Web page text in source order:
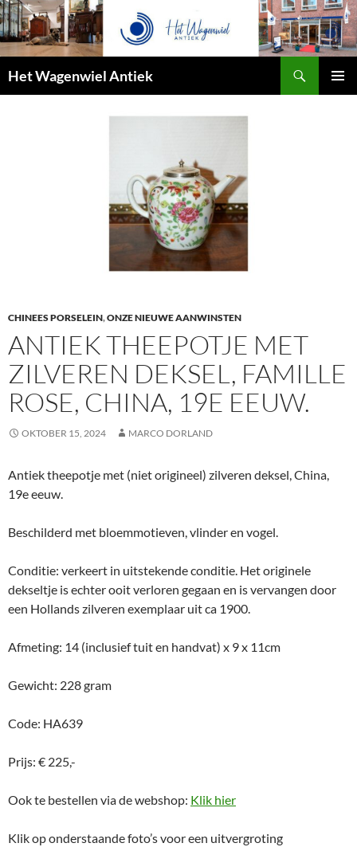
Het Wagenwiel Antiek
CHINEES PORSELEIN,ONZE NIEUWE AANWINSTEN
ANTIEK THEEPOTJE MET
ZILVEREN DEKSEL, FAMILLE
ROSE, CHINA, 19E EEUW.
OKTOBER 15, 2024 MARCO DORLAND
Antiek theepotje met (niet origineel) zilveren deksel, China,
19e eeuw.
Beschilderd met bloemmotieven, vlinder en vogel.
Conditie: verkeert in uitstekende conditie. Het originele
dekseltje is echter ooit verloren gegaan en is vervangen door
een Hollands zilveren exemplaar uit ca 1900.
Afmeting: 14 (inclusief tuit en handvat) x 9 x 11cm
Gewicht: 228 gram
Code: HA639
Prijs: € 225,-
Ook te bestellen via de webshop: Klik hier
Klik op onderstaande foto’s voor een uitvergroting